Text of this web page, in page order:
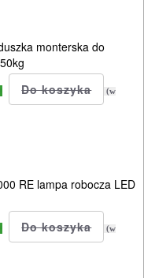
monterska do
(w
RE lampa robocza LED
(w